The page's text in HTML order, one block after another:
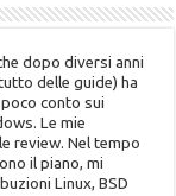
dopo diversi anni
delle guide) ha
conto sui
Le mie
review. Nel tempo
il piano, mi
Linux, BSD